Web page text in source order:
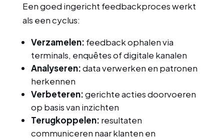
Een goed ingericht feedbackproces werkt
als een cyclus:
Verzamelen: feedback ophalen via
terminals, enquêtes of digitale kanalen
Analyseren:data verwerken en patronen
herkennen
Verbeteren:gerichte acties doorvoeren
op basis van inzichten
Terugkoppelen: resultaten
communiceren naar klanten en